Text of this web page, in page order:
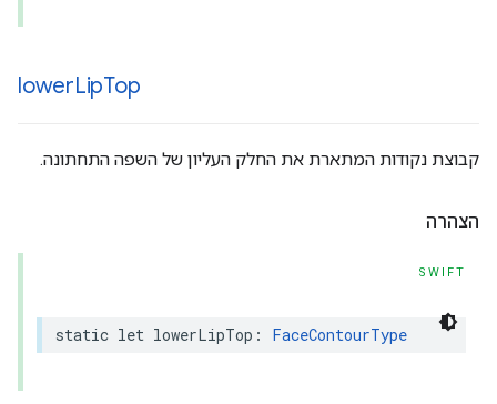
lowerLipTop
קבוצת נקודות המתארת את החלק העליון של השפה התחתונה.
הצהרה
SWIFT
static let lowerLipTop : FaceContourType